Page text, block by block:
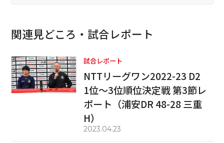
関連見どころ・試合レポート
試合レポート
NTTリーグワン2022-23 D2
1位～3位順位決定戦 第3節レ
ポート（浦安DR 48-28 三重
H）
2023.04.23